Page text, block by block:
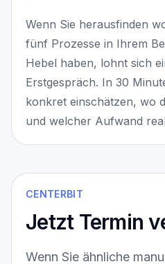
Wenn Sie herausfinden
fünf Prozesse in Ihrem
Hebel haben, lohnt sich
Erstgespräch. In 30
konkret einschätzen, wo
und welcher Aufwand
CENTERBIT
Jetzt Termin
Wenn Sie ähnliche